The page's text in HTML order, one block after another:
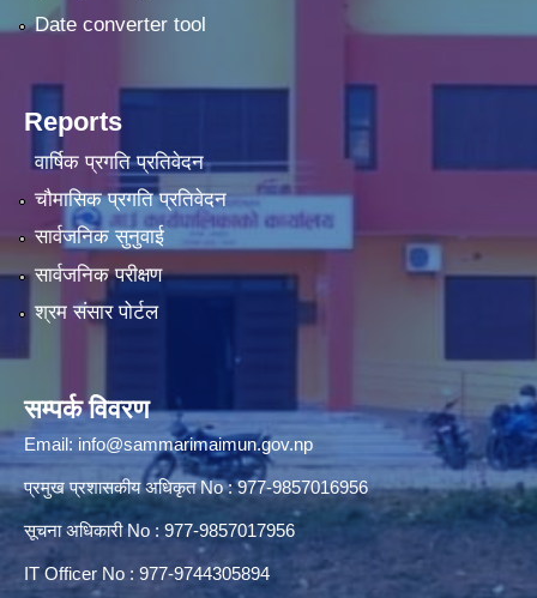
Date converter tool
Reports
वार्षिक प्रगति प्रतिवेदन
चौमासिक प्रगति प्रतिवेदन
सार्वजनिक सुनुवाई
सार्वजनिक परीक्षण
श्रम संसार पोर्टल
सम्पर्क विवरण
Email: info@sammarimaimun.gov.np
प्रमुख प्रशासकीय अधिकृत No : 977-9857016956
सूचना अधिकारी No : 977-9857017956
IT Officer No : 977-9744305894